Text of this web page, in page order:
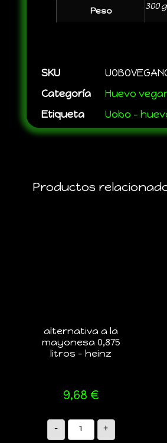
Peso 300 g
SKU
Categoría
Huevo
Etiqueta
Uobo -
Productos
alternativa a la
mayonesa 0,875
litros – heinz
9,68 €
- +